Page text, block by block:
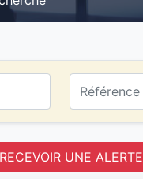
UNE ALERTE